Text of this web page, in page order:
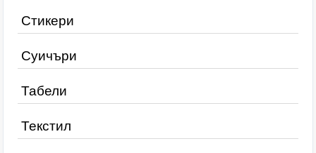
Стикери
Суичъри
Табели
Текстил